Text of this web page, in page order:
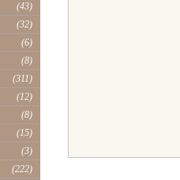
(43)
(32)
(6)
(8)
(311)
(12)
(8)
(15)
(3)
(222)